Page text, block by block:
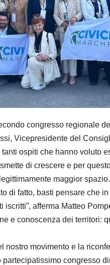
congresso regionale
Vicepresidente del
ospiti che hanno voluto
di crescere e per
maggior spazio.
di fatto, basti pensare che
iscritti”, afferma Matteo
e conoscenza dei territori:
nostro movimento e la
congresso